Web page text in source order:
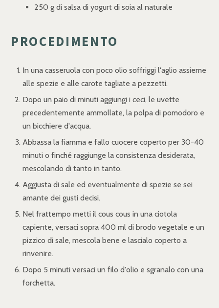
250 g di salsa di yogurt di soia al naturale
PROCEDIMENTO
In una casseruola con poco olio soffriggi l'aglio assieme
alle spezie e alle carote tagliate a pezzetti.
Dopo un paio di minuti aggiungi i ceci, le uvette
precedentemente ammollate, la polpa di pomodoro e
un bicchiere d'acqua.
Abbassa la fiamma e fallo cuocere coperto per 30-40
minuti o finché raggiunge la consistenza desiderata,
mescolando di tanto in tanto.
Aggiusta di sale ed eventualmente di spezie se sei
amante dei gusti decisi.
Nel frattempo metti il cous cous in una ciotola
capiente, versaci sopra 400 ml di brodo vegetale e un
pizzico di sale, mescola bene e lascialo coperto a
rinvenire.
Dopo 5 minuti versaci un filo d'olio e sgranalo con una
forchetta.